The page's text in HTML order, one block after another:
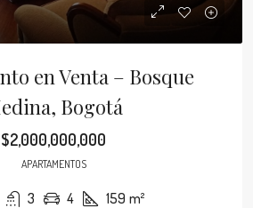
en Venta – Bosque
Bogotá
$2,000,000,000
APARTAMENTOS
3 4 159 m²